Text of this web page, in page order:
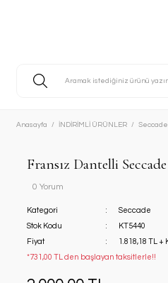
Anasayfa İNDİRİMLİ ÜRÜNLER Seccade
Fransız Dantelli
0 Yorum
Kategori
Seccade
Stok Kodu
KT5440
Fiyat
1.818,18 TL +
*731,00 TL den başlayan taksitlerle!!